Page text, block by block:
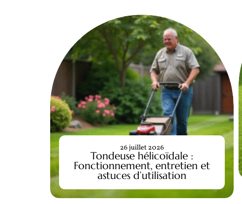
Tondeuse hélicoïdale :
Fonctionnement, entretien et
astuces d’utilisation
26 juillet 2026